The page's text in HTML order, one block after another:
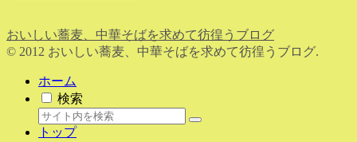
おいしい蕎麦、中華そばを求めて彷徨うブログ
© 2012 おいしい蕎麦、中華そばを求めて彷徨うブログ.
ホーム
検索
トップ